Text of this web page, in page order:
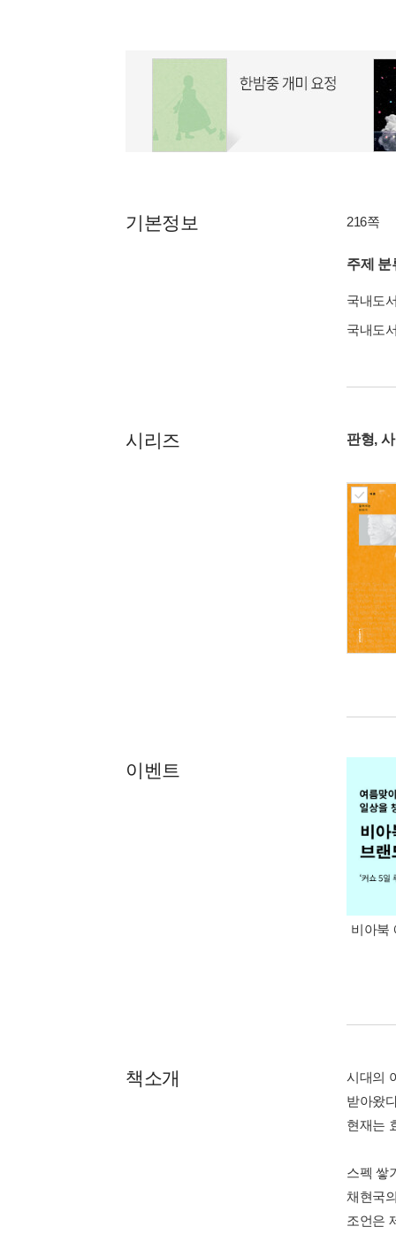
기본정보 216쪽
주제 분
국내도
국내도
시리즈 판형,
이벤트
비아북
책소개
시대의
받아왔
현재는
스펙 쌓
채현국
조언은